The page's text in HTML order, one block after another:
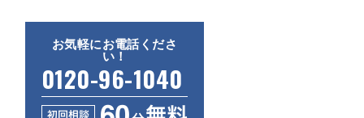
お気軽にお電話くださ
い！
0120-96-1040